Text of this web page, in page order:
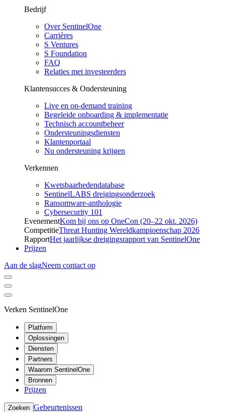
Bedrijf
Over SentinelOne
Carrières
S Ventures
S Foundation
FAQ
Relaties met investeerders
Klantensucces & Ondersteuning
Live en on-demand training
Begeleide onboarding & implementatie
Technisch accountbeheer
Ondersteuningsdiensten
Klantenportaal
Nu ondersteuning krijgen
Verkennen
Kwetsbaarhedendatabase
SentinelLABS dreigingsonderzoek
Ransomware-anthologie
Cybersecurity 101
EvenementKom bij ons op OneCon (20–22 okt. 2026)
CompetitieThreat Hunting Wereldkampioenschap 2026
RapportHet jaarlijkse dreigingsrapport van SentinelOne
Prijzen
Aan de slagNeem contact op
Verken SentinelOne
Platform
Oplossingen
Diensten
Partners
Waarom SentinelOne
Bronnen
Prijzen
Zoeken Gebeurtenissen